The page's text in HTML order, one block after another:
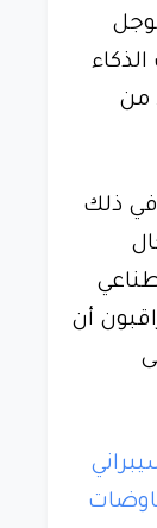
من
في ذلك
أن